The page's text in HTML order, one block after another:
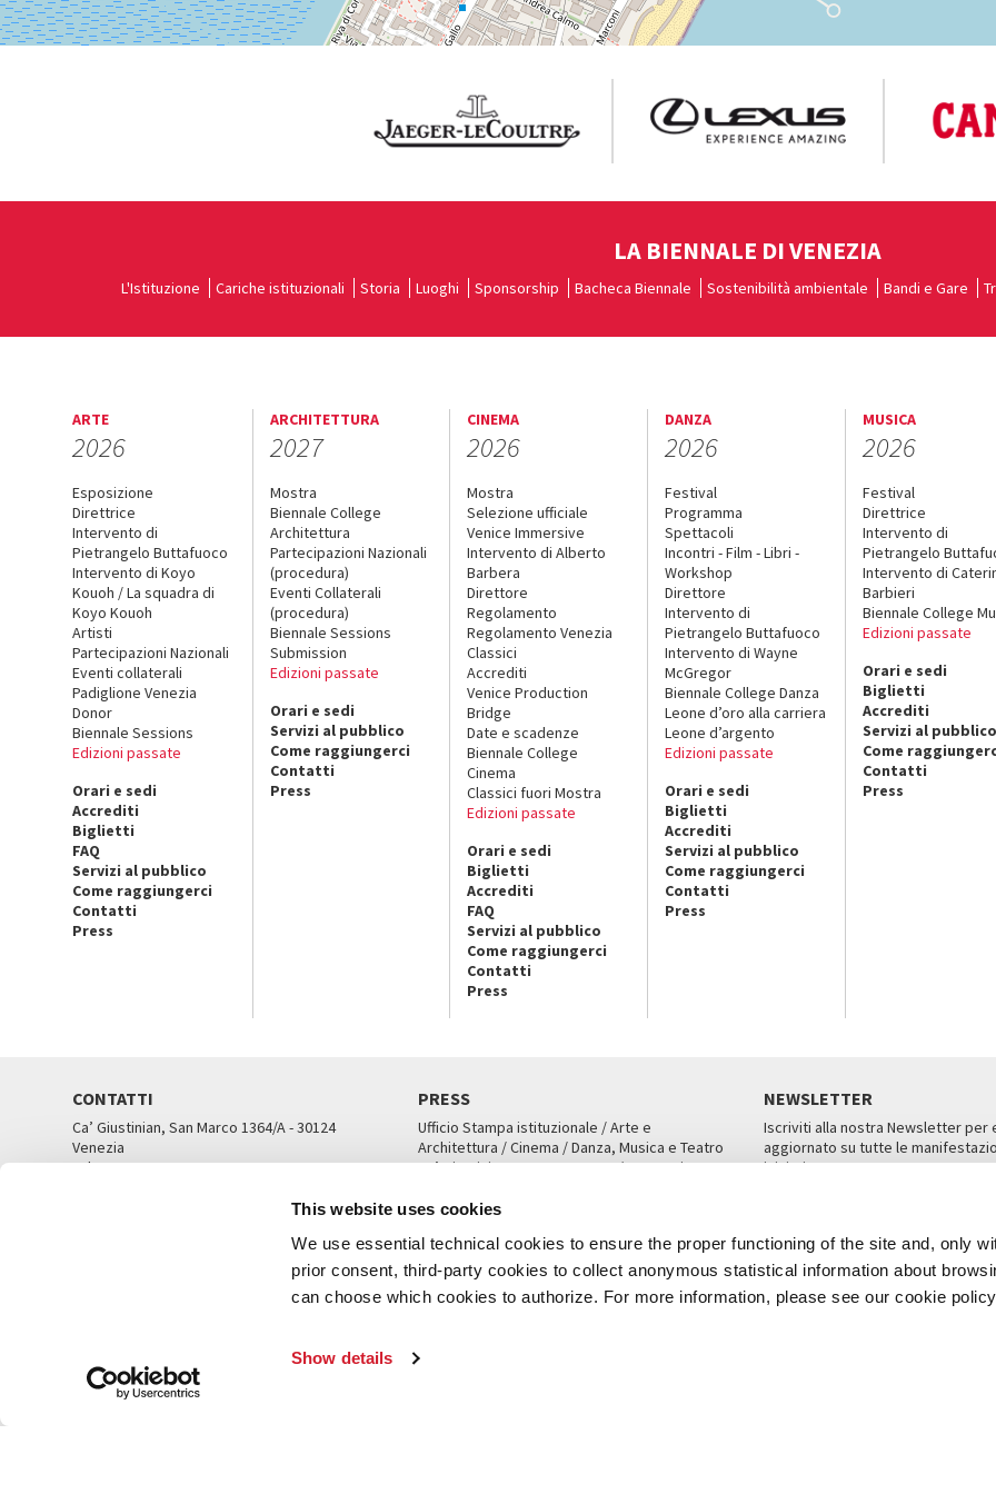
This website uses cookies
We use essential technical cookies to ensure the proper functioning of the site and, only
prior consent, third-party cookies to collect anonymous statistical information about
can choose which cookies to authorize. For more information, please see our cookie
Show details
LA BIENNALE DI VENEZIA
L'Istituzione Cariche istituzionali Storia Luoghi Sponsorship Bacheca Biennale Sostenibilità ambientale Bandi e Gare
ARTE
2026
Esposizione
Direttrice
Intervento di
Pietrangelo Buttafuoco
Intervento di Koyo
Kouoh / La squadra di
Koyo Kouoh
Artisti
Partecipazioni Nazionali
Eventi collaterali
Padiglione Venezia
Donor
Biennale Sessions
Edizioni passate
Orari e sedi
Accrediti
Biglietti
FAQ
Servizi al pubblico
Come raggiungerci
Contatti
Press
ARCHITETTURA
2027
Mostra
Biennale College
Architettura
Partecipazioni Nazionali
(procedura)
Eventi Collaterali
(procedura)
Biennale Sessions
Submission
Edizioni passate
Orari e sedi
Servizi al pubblico
Come raggiungerci
Contatti
Press
CINEMA
2026
Mostra
Selezione ufficiale
Venice Immersive
Intervento di Alberto
Barbera
Direttore
Regolamento
Regolamento Venezia
Classici
Accrediti
Venice Production
Bridge
Date e scadenze
Biennale College
Cinema
Classici fuori Mostra
Edizioni passate
Orari e sedi
Biglietti
Accrediti
FAQ
Servizi al pubblico
Come raggiungerci
Contatti
Press
DANZA
2026
Festival
Programma
Spettacoli
Incontri - Film - Libri -
Workshop
Direttore
Intervento di
Pietrangelo Buttafuoco
Intervento di Wayne
McGregor
Biennale College Danza
Leone d’oro alla carriera
Leone d’argento
Edizioni passate
Orari e sedi
Biglietti
Accrediti
Servizi al pubblico
Come raggiungerci
Contatti
Press
MUSICA
2026
Festival
Direttrice
Intervento di
Pietrangelo
Intervento di
Barbieri
Biennale College
Edizioni passate
Orari e sedi
Biglietti
Accrediti
Servizi al pubblico
Come
Contatti
Press
CONTATTI
Ca’ Giustinian, San Marco 1364/A - 30124
Venezia
Tel. 041 5218711
PRESS
Ufficio Stampa istituzionale / Arte e
Architettura / Cinema / Danza, Musica e Teatro
Ca’ Giustinian, San Marco 1364/A, Venezia
UFFICI STAMPA
NEWSLETTER
Iscriviti alla nostra Newsletter per
aggiornato su tutte le
iniziative.